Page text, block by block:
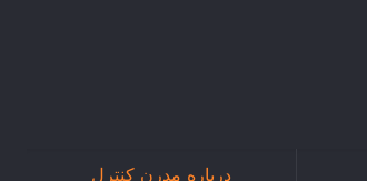
درباره مدرن کنترل